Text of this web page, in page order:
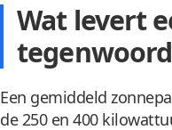
Wat levert
Een gemiddeld
de 250 en 400